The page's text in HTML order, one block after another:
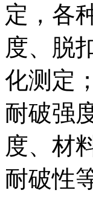
定，各
度、脱
化测定
耐破强
度、材
耐破性